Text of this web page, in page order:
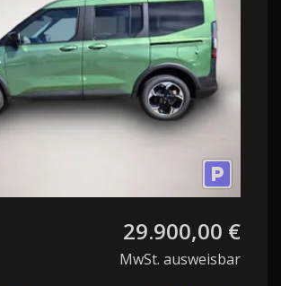
29.900,00 €
MwSt. ausweisbar